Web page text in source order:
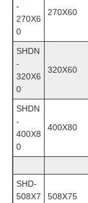
-
270X6
0
270X60
SHDN
-
320X6
0
320X60
SHDN
-
400X8
0
400X80
SHD-
508X7
508X75